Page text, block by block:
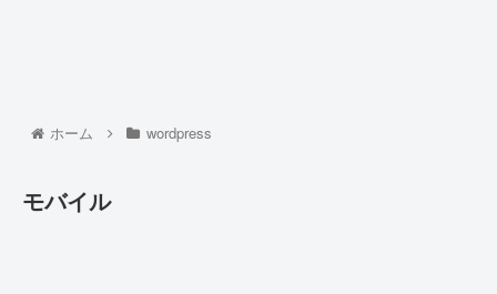
ホーム wordpress
モバイル